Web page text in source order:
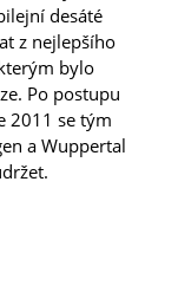
desáté
z nejlepšího
bylo
Po postupu
2011 se tým
a Wuppertal